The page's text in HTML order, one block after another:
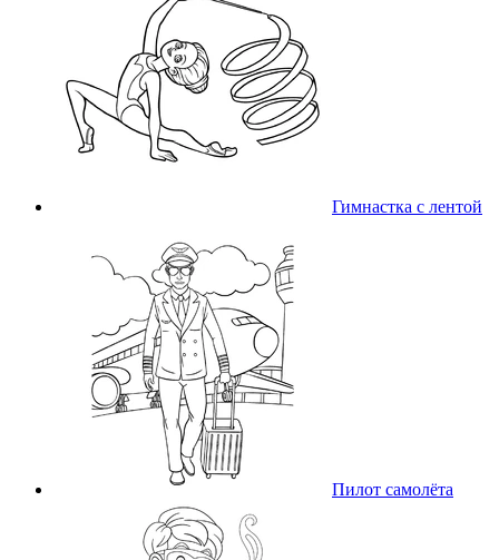
Гимнастка с лентой
Пилот самолёта